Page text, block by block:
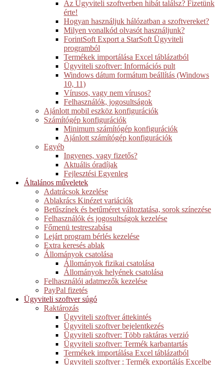
Az Ügyviteli szoftverben hibát találsz? Fizetünk
érte!
Hogyan használjuk hálózatban a szoftvereket?
Milyen vonalkód olvasót használjunk?
ForintSoft Export a StarSoft Ügyviteli
programból
Termékek importálása Excel táblázatból
Ügyviteli szoftver: Információs pult
Windows dátum formátum beállítás (Windows
10, 11)
Vírusos, vagy nem vírusos?
Felhasználók, jogosultságok
Ajánlott mobil eszköz konfigurációk
Számítógép konfigurációk
Minimum számítógép konfigurációk
Ajánlott számítógép konfigurációk
Egyéb
Ingyenes, vagy fizetős?
Aktuális óradíjak
Fejlesztési Egyenleg
Általános műveletek
Adatrácsok kezelése
Ablakrács Kinézet variációk
Betűszínek és betűméret változtatása, sorok színezése
Felhasználók és jogosultságok kezelése
Főmenü testreszabása
Lejárt program bérlés kezelése
Extra keresés ablak
Állományok csatolása
Állományok fizikai csatolása
Állományok helyének csatolása
Felhasználói adatmezők kezelése
PayPal fizetés
Ügyviteli szoftver súgó
Raktározás
Ügyviteli szoftver áttekintés
Ügyviteli szoftver bejelentkezés
Ügyviteli szoftver: Több raktáras verzió
Ügyviteli szoftver: Termék karbantartás
Termékek importálása Excel táblázatból
Ügyviteli szoftver : Termék exportálás Excelbe